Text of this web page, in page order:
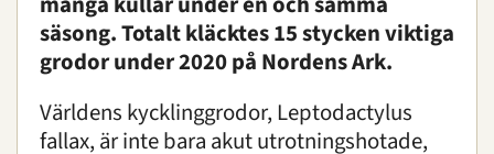
säsong. Totalt kläcktes 15 stycken viktiga
grodor under 2020 på Nordens Ark.
Världens kycklinggrodor, Leptodactylus
fallax, är inte bara akut utrotningshotade,